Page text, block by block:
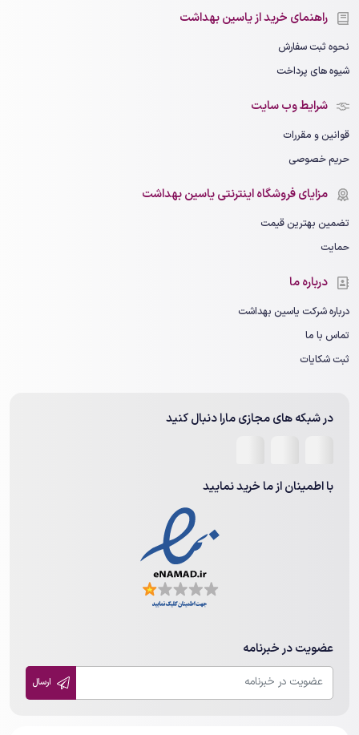
راهنمای خرید از یاسین بهداشت
نحوه ثبت سفارش
شیوه های پرداخت
شرایط وب سایت
قوانین و مقررات
حریم خصوصی
مزایای فروشگاه اینترنتی یاسین بهداشت
تضمین بهترین قیمت
حمایت
درباره ما
درباره شرکت یاسین بهداشت
تماس با ما
ثبت شکایات
در شبکه های مجازی مارا دنبال کنید
با اطمینان از ما خرید نمایید
عضویت در خبرنامه